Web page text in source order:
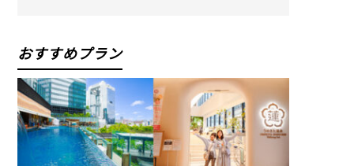
おすすめプラン